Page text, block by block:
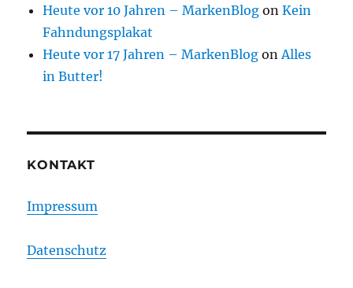
Heute vor 10 Jahren – MarkenBlog onKein
Fahndungsplakat
Heute vor 17 Jahren – MarkenBlog onAlles
in Butter!
KONTAKT
Impressum
Datenschutz